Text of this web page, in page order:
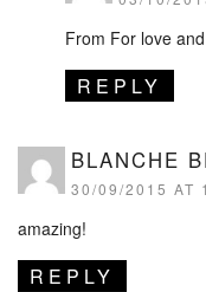
From For love
REPLY
BLANCHE
30/09/2015 AT
amazing!
REPLY